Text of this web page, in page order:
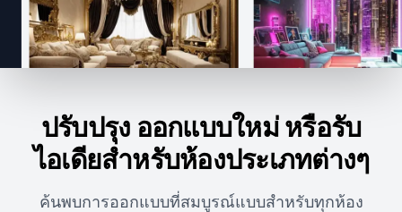
ปรับปรุง ออกแบบใหม่ หรือรับ
ไอเดียสำหรับห้องประเภทต่างๆ
ค้นพบการออกแบบที่สมบูรณ์แบบสำหรับทุกห้อง